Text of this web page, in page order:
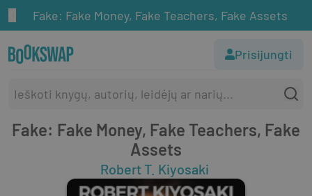
Fake: Fake Money, Fake Teachers, Fake Assets
Prisijungti
Fake: Fake Money, Fake Teachers, Fake
Assets
Robert T. Kiyosaki